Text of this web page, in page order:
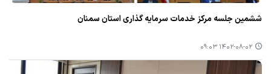
ششمین جلسه مركز خدمات سرمایه گذاری استان سمنان
۱۴۰۲-۰۸-۰۲ ۰۹:۰۳